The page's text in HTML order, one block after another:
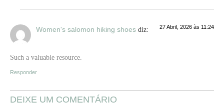
Women's salomon hiking shoes diz: 27 Abril, 2026 às 11:24
Such a valuable resource.
Responder
DEIXE UM COMENTÁRIO